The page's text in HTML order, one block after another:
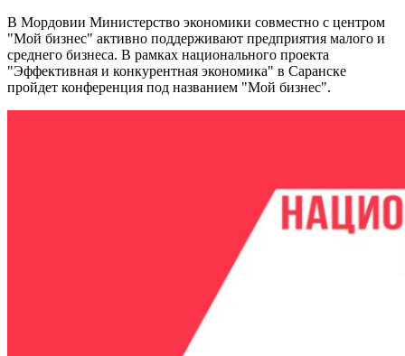
В Мордовии Министерство экономики совместно с центром
"Мой бизнес" активно поддерживают предприятия малого и
среднего бизнеса. В рамках национального проекта
"Эффективная и конкурентная экономика" в Саранске
пройдет конференция под названием "Мой бизнес".